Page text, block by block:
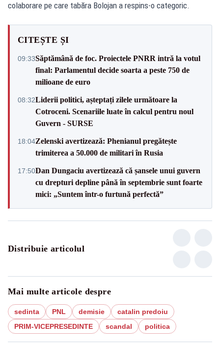
colaborare pe care tabăra Bolojan a respins-o categoric.
CITEȘTE ȘI
09:33Săptămână de foc. Proiectele PNRR intră la votul
final: Parlamentul decide soarta a peste 750 de
milioane de euro
08:32Liderii politici, așteptați zilele următoare la
Cotroceni. Scenariile luate în calcul pentru noul
Guvern - SURSE
18:04Zelenski avertizează: Phenianul pregătește
trimiterea a 50.000 de militari în Rusia
17:50Dan Dungaciu avertizează că șansele unui guvern
cu drepturi depline până în septembrie sunt foarte
mici: „Suntem într-o furtună perfectă”
Distribuie articolul
Mai multe articole despre
sedinta PNL demisie
catalin predoiu
PRIM-VICEPRESEDINTE
scandal politica